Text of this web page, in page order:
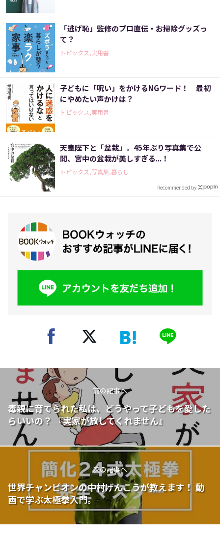
「逃げ恥」監修のプロ直伝・お掃除グッズっ
て？
トピックス,実用書
子どもに「呪い」をかけるNGワード！ 最初
にやめたい声かけは？
トピックス,実用書
天皇陛下と「盆栽」。45年ぶり写真集で公
開、宮中の盆栽が美しすぎる...！
トピックス,写真集,暮らし
Recommended by
前の記事へ
毒親に育てられた私は、どうやって子どもを愛した
らいいの？ 『実家が放してくれません』
次の記事へ
世界チャンピオンの中村げんこうが教えます！ 動
画で学ぶ太極拳入門。